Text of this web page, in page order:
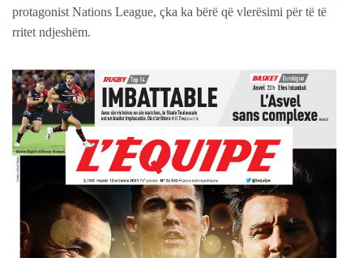
protagonist Nations League, çka ka bërë që vlerësimi për të të
rritet ndjeshëm.